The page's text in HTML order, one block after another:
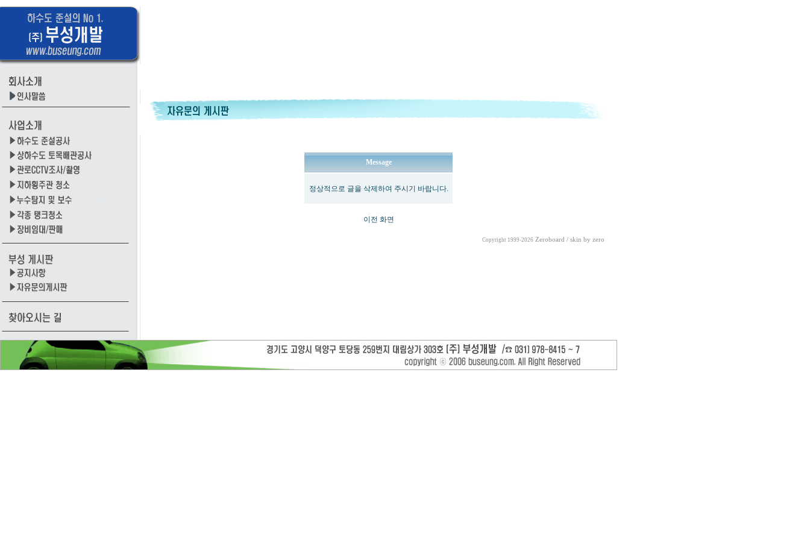
Message
정상적으로 글을 삭제하여 주시기 바랍니다.
이전 화면
Copyright 1999-2026 Zeroboard / skin by zero